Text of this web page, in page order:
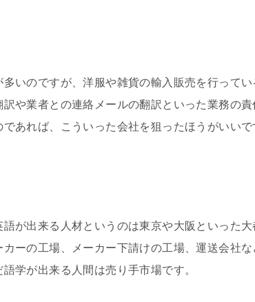
いのですが、洋服や雑貨の輸入販売を行ってい
や業者との連絡メールの翻訳といった業務の
あれば、こういった会社を狙ったほうがいいで
が出来る人材というのは東京や大阪といった大
ーの工場、メーカー下請けの工場、運送会社な
学が出来る人間は売り手市場です。